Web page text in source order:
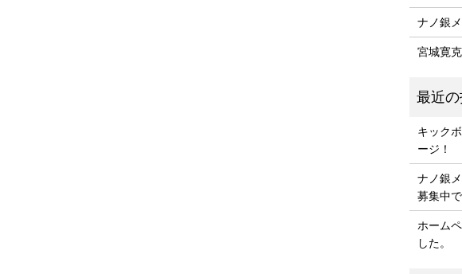
ナノ銀
宮城寛
キック
ージ！
ナノ銀
募集中で
ホーム
した。